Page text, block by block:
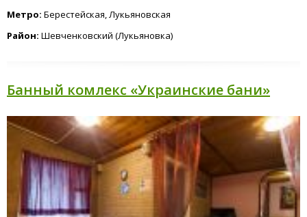
Метро: Берестейская, Лукьяновская
Район: Шевченковский (Лукьяновка)
Банный комлекс «Украинские бани»